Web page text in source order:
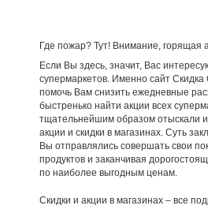
Где пожар? Тут! Внимание, горящая
Если Вы здесь, значит, Вас
супермаркетов. Именно сайт
помочь Вам снизить ежедневные
быстренько найти акции всех
тщательнейшим образом отыскали
акции и скидки в магазинах. Суть
Вы отправлялись совершать свои
продуктов и заканчивая
по наиболее выгодным ценам.
Скидки и акции в магазинах – все